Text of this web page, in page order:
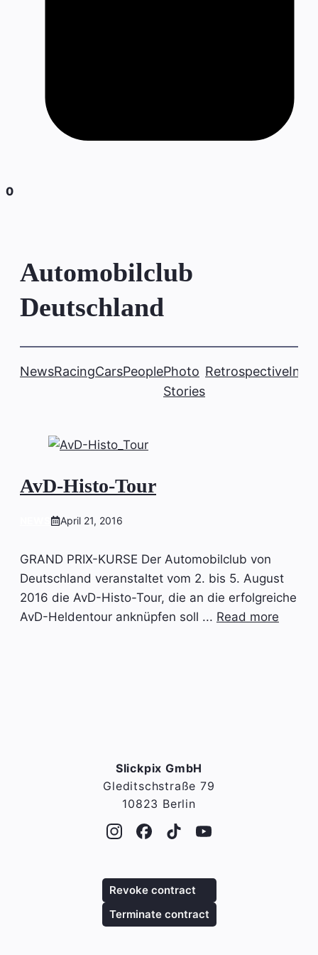
0
Automobilclub
Deutschland
NewsRacingCarsPeoplePhoto
Stories
Retrospective
AvD-Histo-Tour
April 21, 2016
GRAND PRIX-KURSE Der Automobilclub von
Deutschland veranstaltet vom 2. bis 5. August
2016 die AvD-Histo-Tour, die an die erfolgreiche
AvD-Heldentour anknüpfen soll ... Read more
Slickpix GmbH
Gleditschstraße 79
10823 Berlin
Revoke contract
Terminate contract